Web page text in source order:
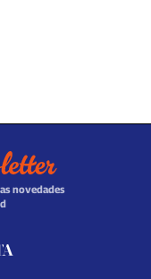
novedades